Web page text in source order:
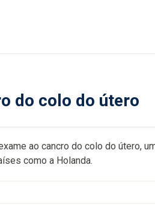
do colo do útero
ao cancro do colo do útero,
como a Holanda.